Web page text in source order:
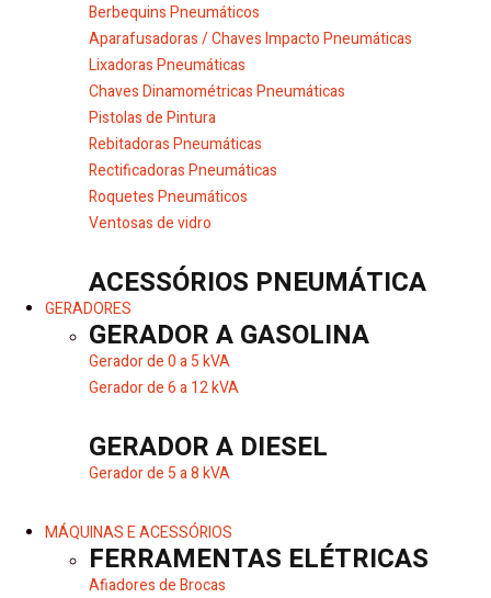
Berbequins Pneumáticos
Aparafusadoras / Chaves Impacto Pneumáticas
Lixadoras Pneumáticas
Chaves Dinamométricas Pneumáticas
Pistolas de Pintura
Rebitadoras Pneumáticas
Rectificadoras Pneumáticas
Roquetes Pneumáticos
Ventosas de vidro
ACESSÓRIOS PNEUMÁTICA
GERADORES
GERADOR A GASOLINA
Gerador de 0 a 5 kVA
Gerador de 6 a 12 kVA
GERADOR A DIESEL
Gerador de 5 a 8 kVA
MÁQUINAS E ACESSÓRIOS
FERRAMENTAS ELÉTRICAS
Afiadores de Brocas